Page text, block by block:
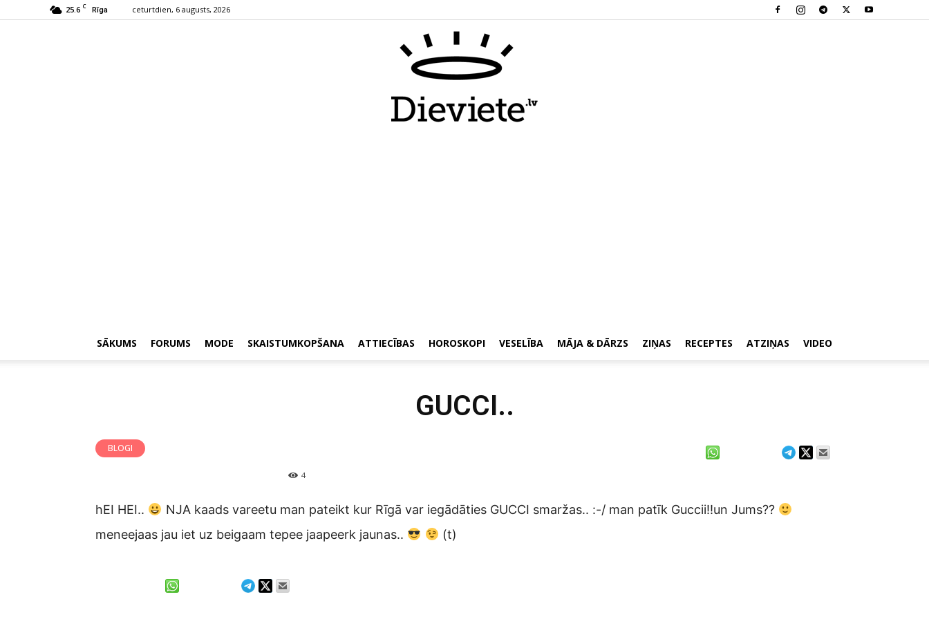
25.6 C Rīga ceturtdien, 6 augusts, 2026
SĀKUMS FORUMS MODE SKAISTUMKOPŠANA ATTIECĪBAS HOROSKOPI VESELĪBA MĀJA & DĀRZS ZIŅAS RECEPTES ATZIŅAS VIDEO
GUCCI..
BLOGI
4
hEI HEI..
NJA kaads vareetu man pateikt kur Rīgā var iegādāties GUCCI smaržas.. :-/ man patīk Guccii!!un Jums??
meneejaas jau iet uz beigaam tepee jaapeerk jaunas..
(t)